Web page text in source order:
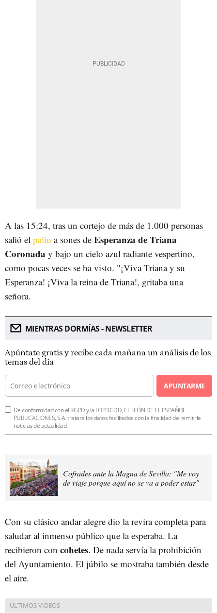
A las 15:24, tras un cortejo de más de 1.000 personas
salió el palio a sones de Esperanza de Triana
Coronada y bajo un cielo azul radiante vespertino,
como pocas veces se ha visto. "¡Viva Triana y su
Esperanza! ¡Viva la reina de Triana!, gritaba una
señora.
MIENTRAS DORMÍAS - NEWSLETTER
Apúntate gratis y recibe cada mañana un análisis de los
temas del día
APUNTARME
De conformidad con el RGPD y la LOPDGDD, EL LEÓN DE EL ESPAÑOL
PUBLICACIONES, S.A. tratará los datos facilitados con la finalidad de remitirle
noticias de actualidad.
Cofrades ante la Magna de Sevilla: "Me voy
de viaje porque aquí no se va a poder estar"
Con su clásico andar alegre dio la revira completa para
saludar al inmenso público que la esperaba. La
recibieron con cohetes. De nada servía la prohibición
del Ayuntamiento. El júbilo se mostraba también desde
el aire.